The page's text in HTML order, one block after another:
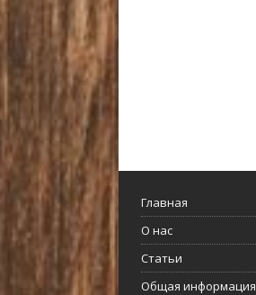
Главная
О нас
Статьи
Общая информация